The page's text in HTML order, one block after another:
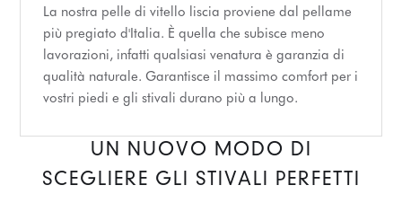
La nostra pelle di vitello liscia proviene dal pellame
più pregiato d'Italia. È quella che subisce meno
lavorazioni, infatti qualsiasi venatura è garanzia di
qualità naturale. Garantisce il massimo comfort per i
vostri piedi e gli stivali durano più a lungo.
UN NUOVO MODO DI
SCEGLIERE GLI STIVALI PERFETTI